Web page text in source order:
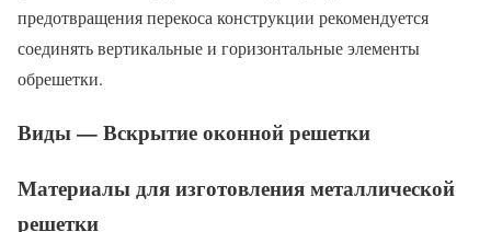
предотвращения перекоса конструкции рекомендуется
соединять вертикальные и горизонтальные элементы
обрешетки.
Виды — Вскрытие оконной решетки
Материалы для изготовления металлической
решетки